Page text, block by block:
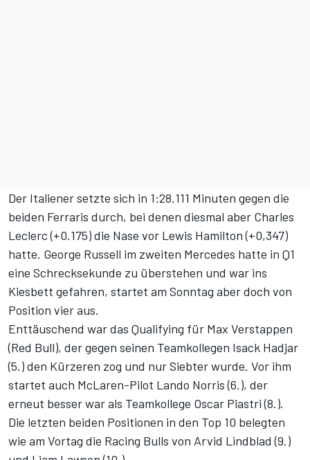
Der Italiener setzte sich in 1:28.111 Minuten gegen die
beiden Ferraris durch, bei denen diesmal aber Charles
Leclerc (+0.175) die Nase vor Lewis Hamilton (+0,347)
hatte. George Russell im zweiten Mercedes hatte in Q1
eine Schrecksekunde zu überstehen und war ins
Kiesbett gefahren, startet am Sonntag aber doch von
Position vier aus.
Enttäuschend war das Qualifying für Max Verstappen
(Red Bull), der gegen seinen Teamkollegen Isack Hadjar
(5.) den Kürzeren zog und nur Siebter wurde. Vor ihm
startet auch McLaren-Pilot Lando Norris (6.), der
erneut besser war als Teamkollege Oscar Piastri (8.).
Die letzten beiden Positionen in den Top 10 belegten
wie am Vortag die Racing Bulls von Arvid Lindblad (9.)